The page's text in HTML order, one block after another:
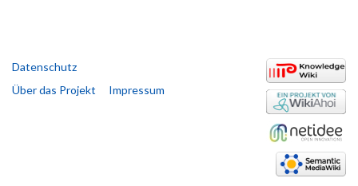
Datenschutz
Über das Projekt
Impressum